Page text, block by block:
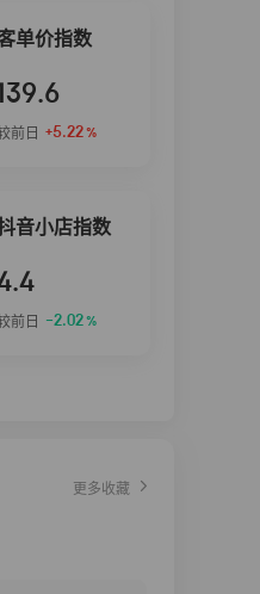
单价指数
前日 +5.22%
音小店指数
前日 -2.02%
更多收藏